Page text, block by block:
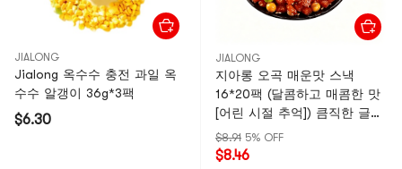
JIALONG
Jialong 옥수수 충전 과일 옥
수수 알갱이 36g*3팩
$6.30
JIALONG
지아롱 오곡 매운맛 스낵
16*20팩 (달콤하고 매콤한 맛
[어린 시절 추억]) 큼직한 글루
텐, 소힘줄, 건두부, 완두콩, 풋
완두콩 - 맛있는 간식
$8.91 5% OFF
$8.46